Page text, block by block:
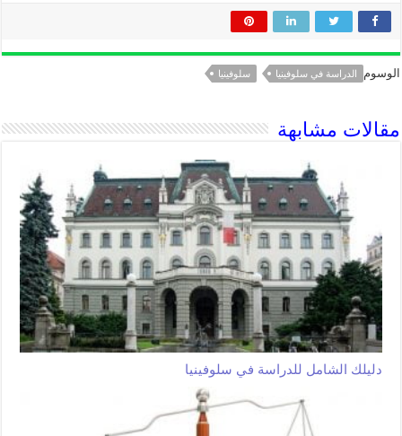
الوسوم الدراسة في سلوفينيا سلوفينيا
مقالات مشابهة
دليلك الشامل للدراسة في سلوفينيا